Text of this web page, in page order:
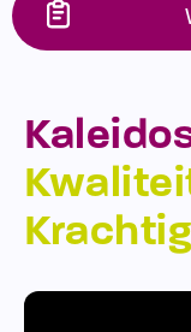
Krachtig